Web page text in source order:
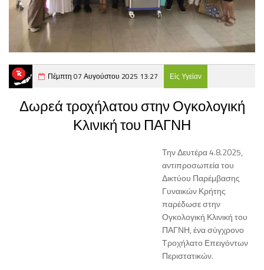
Πέμπτη 07 Αυγούστου 2025 13:27 Είς Υγείαν
Δωρεά τροχήλατου στην Ογκολογική
Κλινική του ΠΑΓΝΗ
Την Δευτέρα 4.8.2025,
αντιπροσωπεία του
Δικτύου Παρέμβασης
Γυναικών Κρήτης
παρέδωσε στην
Ογκολογική Κλινική του
ΠΑΓΝΗ, ένα σύγχρονο
Τροχήλατο Επειγόντων
Περιστατικών.